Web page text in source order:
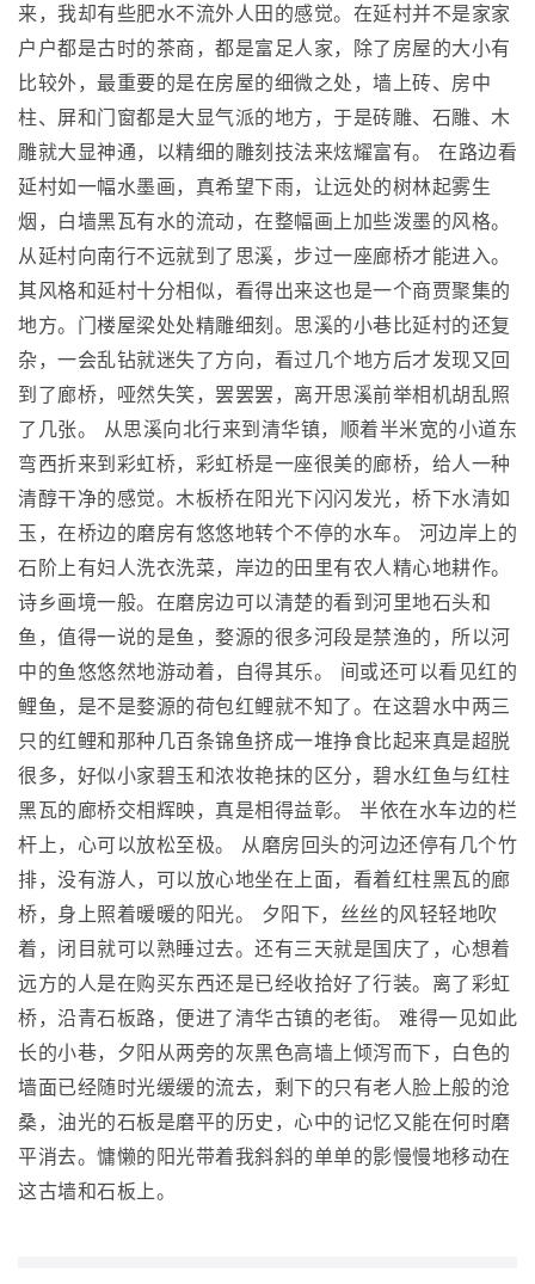
来，我却有些肥水不流外人田的感觉。在延村并不是家家
户户都是古时的茶商，都是富足人家，除了房屋的大小有
比较外，最重要的是在房屋的细微之处，墙上砖、房中
柱、屏和门窗都是大显气派的地方，于是砖雕、石雕、木
雕就大显神通，以精细的雕刻技法来炫耀富有。 在路边看
延村如一幅水墨画，真希望下雨，让远处的树林起雾生
烟，白墙黑瓦有水的流动，在整幅画上加些泼墨的风格。
从延村向南行不远就到了思溪，步过一座廊桥才能进入。
其风格和延村十分相似，看得出来这也是一个商贾聚集的
地方。门楼屋梁处处精雕细刻。思溪的小巷比延村的还复
杂，一会乱钻就迷失了方向，看过几个地方后才发现又回
到了廊桥，哑然失笑，罢罢罢，离开思溪前举相机胡乱照
了几张。 从思溪向北行来到清华镇，顺着半米宽的小道东
弯西折来到彩虹桥，彩虹桥是一座很美的廊桥，给人一种
清醇干净的感觉。木板桥在阳光下闪闪发光，桥下水清如
玉，在桥边的磨房有悠悠地转个不停的水车。 河边岸上的
石阶上有妇人洗衣洗菜，岸边的田里有农人精心地耕作。
诗乡画境一般。在磨房边可以清楚的看到河里地石头和
鱼，值得一说的是鱼，婺源的很多河段是禁渔的，所以河
中的鱼悠悠然地游动着，自得其乐。 间或还可以看见红的
鲤鱼，是不是婺源的荷包红鲤就不知了。在这碧水中两三
只的红鲤和那种几百条锦鱼挤成一堆挣食比起来真是超脱
很多，好似小家碧玉和浓妆艳抹的区分，碧水红鱼与红柱
黑瓦的廊桥交相辉映，真是相得益彰。 半依在水车边的栏
杆上，心可以放松至极。 从磨房回头的河边还停有几个竹
排，没有游人，可以放心地坐在上面，看着红柱黑瓦的廊
桥，身上照着暖暖的阳光。 夕阳下，丝丝的风轻轻地吹
着，闭目就可以熟睡过去。还有三天就是国庆了，心想着
远方的人是在购买东西还是已经收拾好了行装。离了彩虹
桥，沿青石板路，便进了清华古镇的老街。 难得一见如此
长的小巷，夕阳从两旁的灰黑色高墙上倾泻而下，白色的
墙面已经随时光缓缓的流去，剩下的只有老人脸上般的沧
桑，油光的石板是磨平的历史，心中的记忆又能在何时磨
平消去。慵懒的阳光带着我斜斜的单单的影慢慢地移动在
这古墙和石板上。